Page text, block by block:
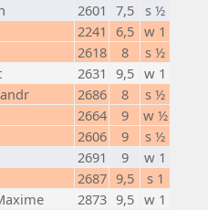
2601 7,5
s ½
2241 6,5 w 1
2618 8
s ½
2631 9,5 w 1
2686 8
s ½
2664 9
w ½
2606 9
s ½
2691 9
w 1
2687 9,5
s 1
2873 9,5 w 1